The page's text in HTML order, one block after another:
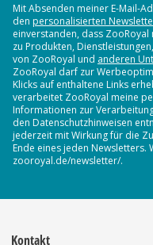
Mit Absenden meiner E-Mail-
den personalisierten
einverstanden, dass
zu Produkten,
von ZooRoyal und anderen
ZooRoyal darf zur
Klicks auf enthaltene Links
verarbeitet ZooRoyal meine
Informationen zur
den Datenschutzhinweisen
jederzeit mit Wirkung für die
Ende eines jeden
zooroyal.de/newsletter/.
Kontakt